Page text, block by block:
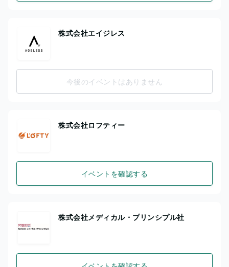
株式会社エイジレス
今後のイベントはありません
株式会社ロフティー
イベントを確認する
株式会社メディカル・プリンシプル社